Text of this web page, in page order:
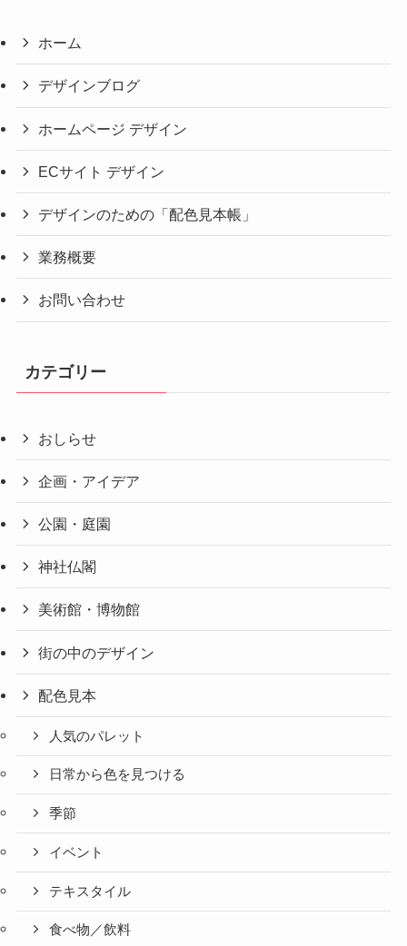
ホーム
デザインブログ
ホームページ デザイン
ECサイト デザイン
デザインのための「配色見本帳」
業務概要
お問い合わせ
カテゴリー
おしらせ
企画・アイデア
公園・庭園
神社仏閣
美術館・博物館
街の中のデザイン
配色見本
人気のパレット
日常から色を見つける
季節
イベント
テキスタイル
食べ物／飲料